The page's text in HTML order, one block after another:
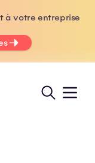
à votre entreprise